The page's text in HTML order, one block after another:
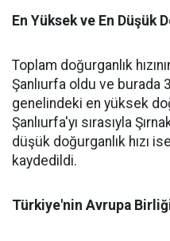
En Yüksek ve En Düşük
Toplam doğurganlık
Şanlıurfa oldu ve burada
genelindeki en yüksek
Şanlıurfa'yı sırasıyla
düşük doğurganlık hızı
kaydedildi.
Türkiye'nin Avrupa